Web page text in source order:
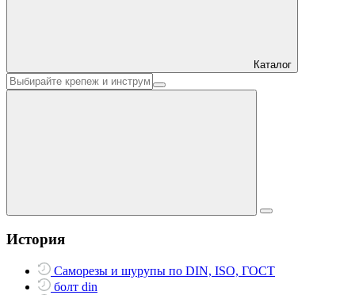
Каталог
История
Саморезы и шурупы по DIN, ISO, ГОСТ
болт din